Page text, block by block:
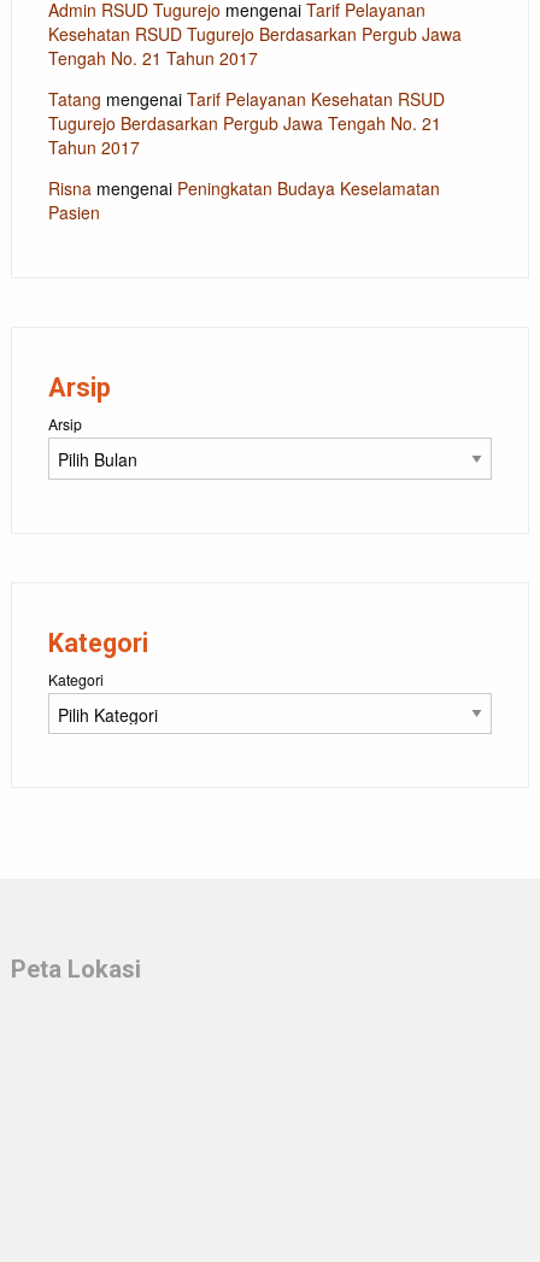
Admin RSUD Tugurejo mengenai Tarif Pelayanan
Kesehatan RSUD Tugurejo Berdasarkan Pergub Jawa
Tengah No. 21 Tahun 2017
Tatang mengenai Tarif Pelayanan Kesehatan RSUD
Tugurejo Berdasarkan Pergub Jawa Tengah No. 21
Tahun 2017
Risna mengenai Peningkatan Budaya Keselamatan
Pasien
Arsip
Arsip
Kategori
Kategori
Peta Lokasi